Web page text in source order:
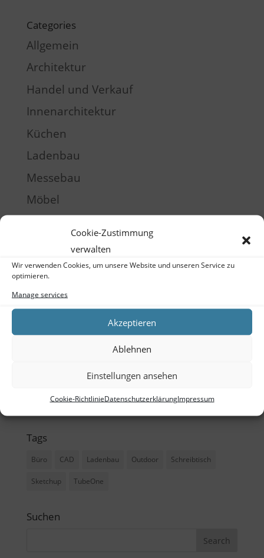
Cookie-Zustimmung
verwalten
Wir verwenden Cookies, um unsere Website und unseren Service zu
optimieren.
Manage services
Akzeptieren
Ablehnen
Einstellungen ansehen
Cookie-RichtlinieDatenschutzerklärungImpressum
Categories
Allgemein
Architektur
Handel und Verkauf
Innenarchitektur
Küchen
Ladenbau
Messebau
Möbel
Raumgestaltung
Schulung
Training
Log in
Comments feed
WordPress.org
Tags
Büro CAD Ladenbau Outdoor Schreibtisch
Sketchup TubeOne
Suchen